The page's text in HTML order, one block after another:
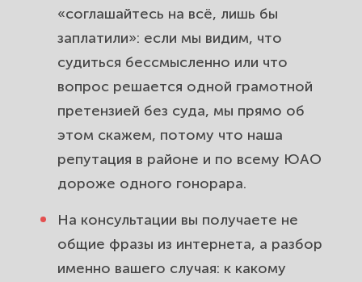
«соглашайтесь на всё, лишь бы
заплатили»: если мы видим, что
судиться бессмысленно или что
вопрос решается одной грамотной
претензией без суда, мы прямо об
этом скажем, потому что наша
репутация в районе и по всему ЮАО
дороже одного гонорара.
На консультации вы получаете не
общие фразы из интернета, а разбор
именно вашего случая: к какому